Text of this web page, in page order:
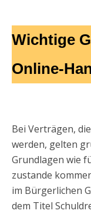
Wichtige
Online-
Bei Verträgen,
werden, gelten
Grundlagen wie
zustande
im Bürgerlichen
dem Titel